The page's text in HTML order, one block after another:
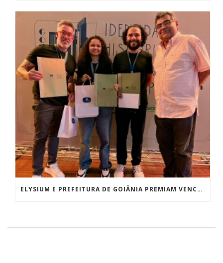
ELYSIUM E PREFEITURA DE GOIÂNIA PREMIAM VENCEDORES DO CONCURSO DE REDAÇÃO E FOTOGRAFIA “100 ANOS DO ART DÉCO”